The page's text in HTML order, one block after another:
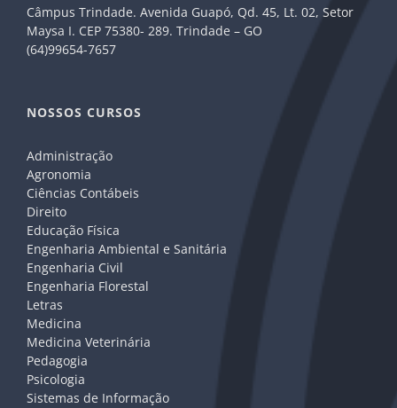
Câmpus Trindade. Avenida Guapó, Qd. 45, Lt. 02, Setor
Maysa I. CEP 75380- 289. Trindade – GO
(64)99654-7657
NOSSOS CURSOS
Administração
Agronomia
Ciências Contábeis
Direito
Educação Física
Engenharia Ambiental e Sanitária
Engenharia Civil
Engenharia Florestal
Letras
Medicina
Medicina Veterinária
Pedagogia
Psicologia
Sistemas de Informação